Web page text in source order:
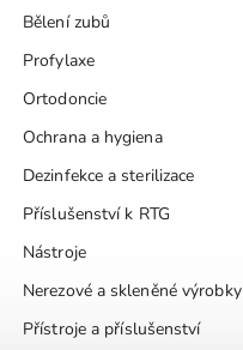
Bělení zubů
Profylaxe
Ortodoncie
Ochrana a hygiena
Dezinfekce a sterilizace
Příslušenství k RTG
Nástroje
Nerezové a skleněné výrobky
Přístroje a příslušenství